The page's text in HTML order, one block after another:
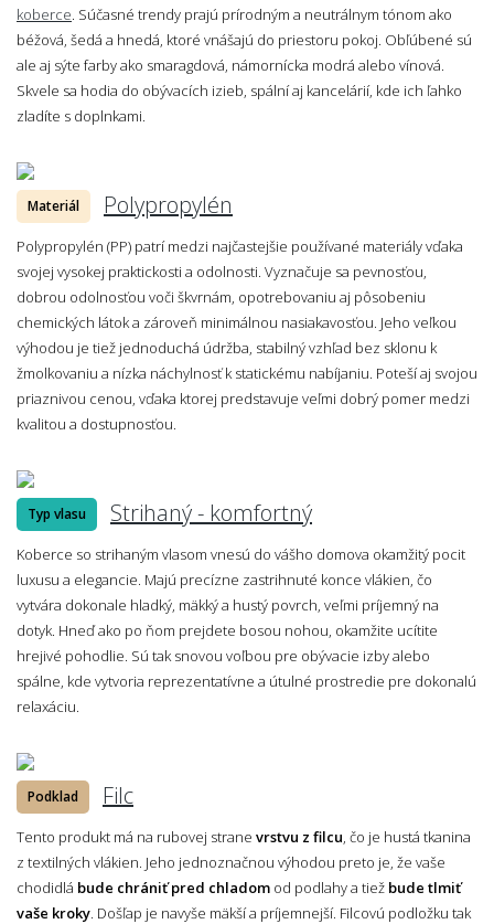
koberce . Súčasné trendy prajú prírodným a neutrálnym tónom ako
béžová, šedá a hnedá, ktoré vnášajú do priestoru pokoj. Obľúbené sú
ale aj sýte farby ako smaragdová, námornícka modrá alebo vínová.
Skvele sa hodia do obývacích izieb, spální aj kancelárií, kde ich ľahko
zladíte s doplnkami.
Materiál Polypropylén
Polypropylén (PP) patrí medzi najčastejšie používané materiály vďaka
svojej vysokej praktickosti a odolnosti. Vyznačuje sa pevnosťou,
dobrou odolnosťou voči škvrnám, opotrebovaniu aj pôsobeniu
chemických látok a zároveň minimálnou nasiakavosťou. Jeho veľkou
výhodou je tiež jednoduchá údržba, stabilný vzhľad bez sklonu k
žmolkovaniu a nízka náchylnosť k statickému nabíjaniu. Poteší aj svojou
priaznivou cenou, vďaka ktorej predstavuje veľmi dobrý pomer medzi
kvalitou a dostupnosťou.
Typ vlasu Strihaný - komfortný
Koberce so strihaným vlasom vnesú do vášho domova okamžitý pocit
luxusu a elegancie. Majú precízne zastrihnuté konce vlákien, čo
vytvára dokonale hladký, mäkký a hustý povrch, veľmi príjemný na
dotyk. Hneď ako po ňom prejdete bosou nohou, okamžite ucítite
hrejivé pohodlie. Sú tak snovou voľbou pre obývacie izby alebo
spálne, kde vytvoria reprezentatívne a útulné prostredie pre dokonalú
relaxáciu.
Podklad Filc
Tento produkt má na rubovej strane vrstvu z filcu , čo je hustá tkanina
z textilných vlákien. Jeho jednoznačnou výhodou preto je, že vaše
chodidlá bude chrániť pred chladom od podlahy a tiež bude tlmiť
vaše kroky . Došľap je navyše mäkší a príjemnejší. Filcovú podložku tak